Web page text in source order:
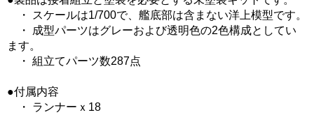
・ スケールは1/700で、艦底部は含まない洋上模型です。
・ 成型パーツはグレーおよび透明色の2色構成としてい
ます。
・ 組立てパーツ数287点
●付属内容
・ ランナーｘ18